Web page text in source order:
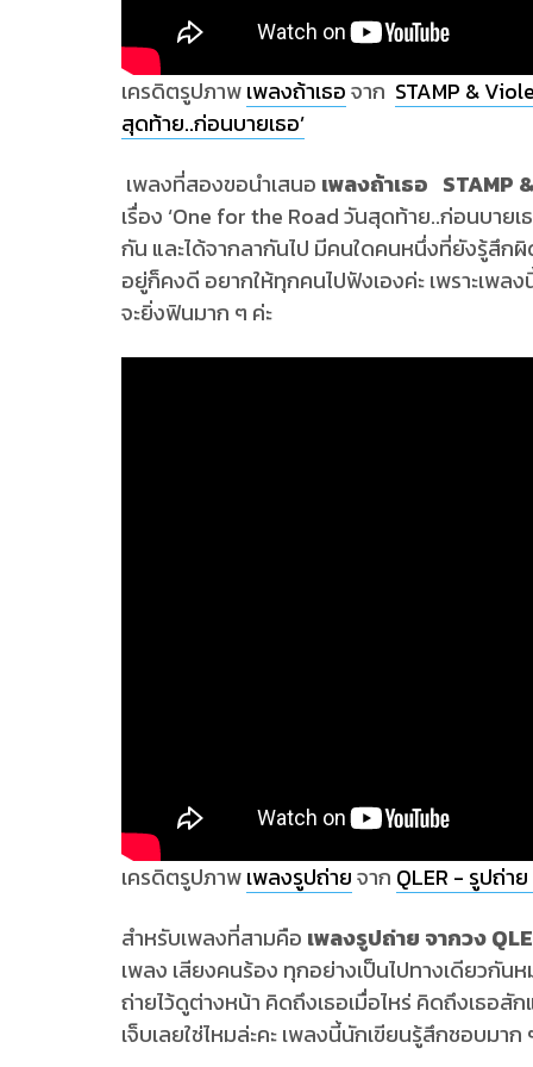
เครดิตรูปภาพเพลงถ้าเธอจาก STAMP &
สุดท้าย..ก่อนบายเธอ’
เพลงที่สองขอนำเสนอ เพลงถ้าเธอ STAMP
เรื่อง ‘One for the Road วันสุดท้าย..ก่อนบาย
กัน และได้จากลากันไป มีคนใดคนหนึ่งที่ยังรู้สึก
อยู่ก็คงดี อยากให้ทุกคนไปฟังเองค่ะ เพราะเพ
จะยิ่งฟินมาก ๆ ค่ะ
เครดิตรูปภาพเพลงรูปถ่ายจาก QLER - รูปถ่า
สำหรับเพลงที่สามคือ เพลงรูปถ่าย จากวง
เพลง เสียงคนร้อง ทุกอย่างเป็นไปทางเดียวกั
ถ่ายไว้ดูต่างหน้า คิดถึงเธอเมื่อไหร่ คิดถึงเธอสั
เจ็บเลยใช่ไหมล่ะคะ เพลงนี้นักเขียนรู้สึกชอบมา